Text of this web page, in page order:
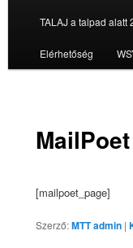
TALAJ a talpad alatt
Elérhetőség
[mailpoet_page]
Szerző:MTT admin |